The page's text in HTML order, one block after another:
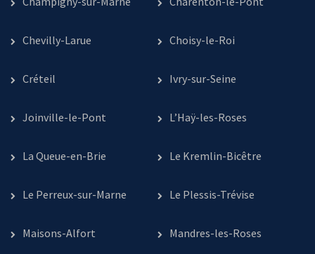
Chevilly-Larue Choisy-le-Roi
Créteil Ivry-sur-Seine
Joinville-le-Pont L’Haÿ-les-Roses
La Queue-en-Brie Le Kremlin-Bicêtre
Le Perreux-sur-Marne Le Plessis-Trévise
Maisons-Alfort Mandres-les-Roses